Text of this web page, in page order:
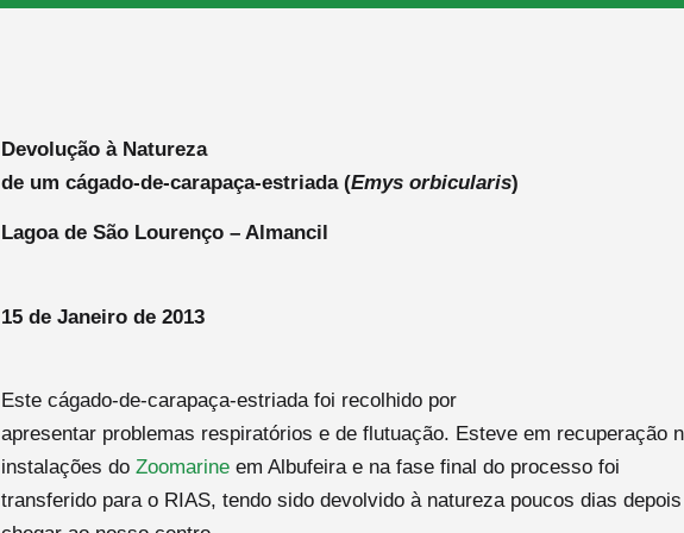
Devolução à Natureza
de um cágado-de-carapaça-estriada (Emys orbicularis)
Lagoa de São Lourenço – Almancil
15 de Janeiro de 2013
Este cágado-de-carapaça-estriada foi recolhido por
apresentar problemas respiratórios e de flutuação. Esteve em recuperação
instalações do Zoomarine em Albufeira e na fase final do processo foi
transferido para o RIAS, tendo sido devolvido à natureza poucos dias